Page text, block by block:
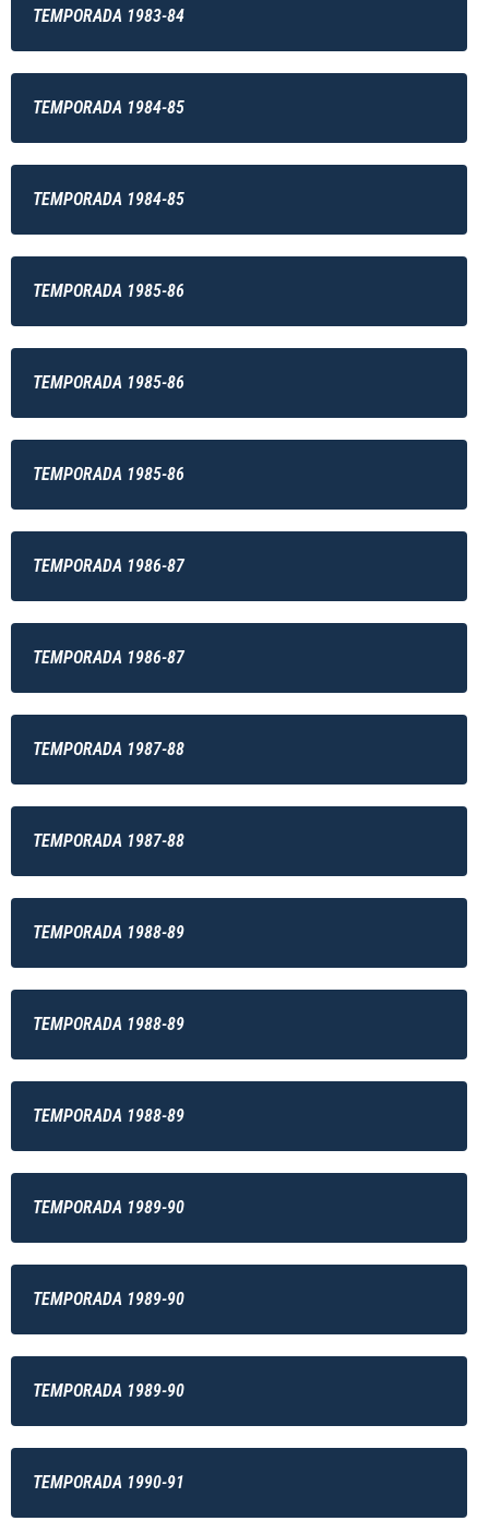
TEMPORADA 1983-84
TEMPORADA 1984-85
TEMPORADA 1984-85
TEMPORADA 1985-86
TEMPORADA 1985-86
TEMPORADA 1985-86
TEMPORADA 1986-87
TEMPORADA 1986-87
TEMPORADA 1987-88
TEMPORADA 1987-88
TEMPORADA 1988-89
TEMPORADA 1988-89
TEMPORADA 1988-89
TEMPORADA 1989-90
TEMPORADA 1989-90
TEMPORADA 1989-90
TEMPORADA 1990-91